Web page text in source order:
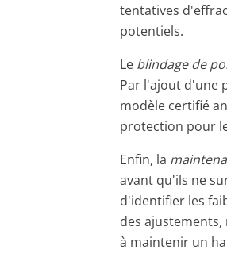
tentatives
potentiels.
Le blindage de
Par l'ajout d'une
modèle certifié
protection pour
Enfin, la
avant qu'ils ne
d'identifier les
des
à maintenir un